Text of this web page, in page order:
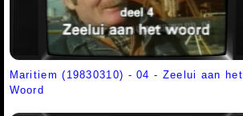
Maritiem (19830310) - 04 - Zeelui aan het
Woord